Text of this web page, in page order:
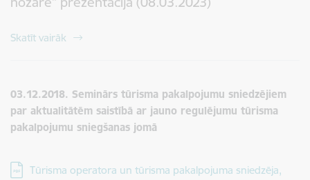
Skatīt vairāk
03.12.2018. Seminārs tūrisma pakalpojumu sniedzējiem
par aktualitātēm saistībā ar jauno regulējumu tūrisma
pakalpojumu sniegšanas jomā
Lejupielādēt:
Tūrisma operatora un tūrisma pakalpojuma sniedzēja,